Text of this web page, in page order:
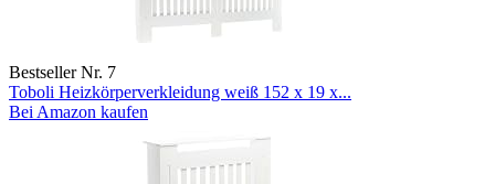
Bestseller Nr. 7
Toboli Heizkörperverkleidung weiß 152 x 19 x...
Bei Amazon kaufen